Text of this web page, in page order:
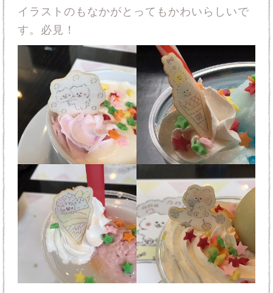
イラストのもなかがとってもかわいらしいで
す。必見！